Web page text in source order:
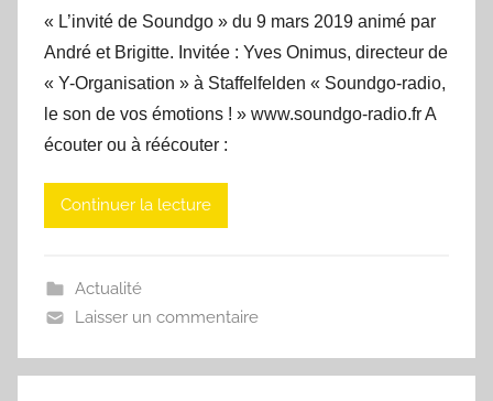
« L’invité de Soundgo » du 9 mars 2019 animé par
André et Brigitte. Invitée : Yves Onimus, directeur de
« Y-Organisation » à Staffelfelden « Soundgo-radio,
le son de vos émotions ! » www.soundgo-radio.fr A
écouter ou à réécouter :
Continuer la lecture
Actualité
Laisser un commentaire